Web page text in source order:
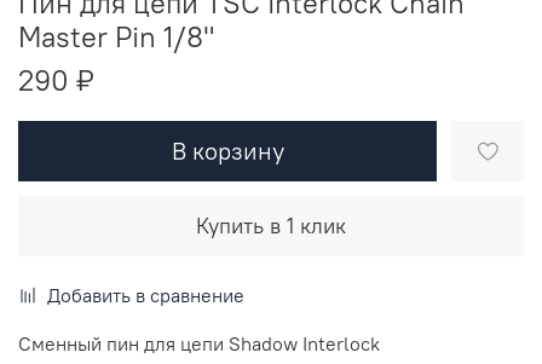
Master Pin 1/8"
290 ₽
В корзину
Купить в 1 клик
Добавить в сравнение
Сменный пин для цепи Shadow Interlock